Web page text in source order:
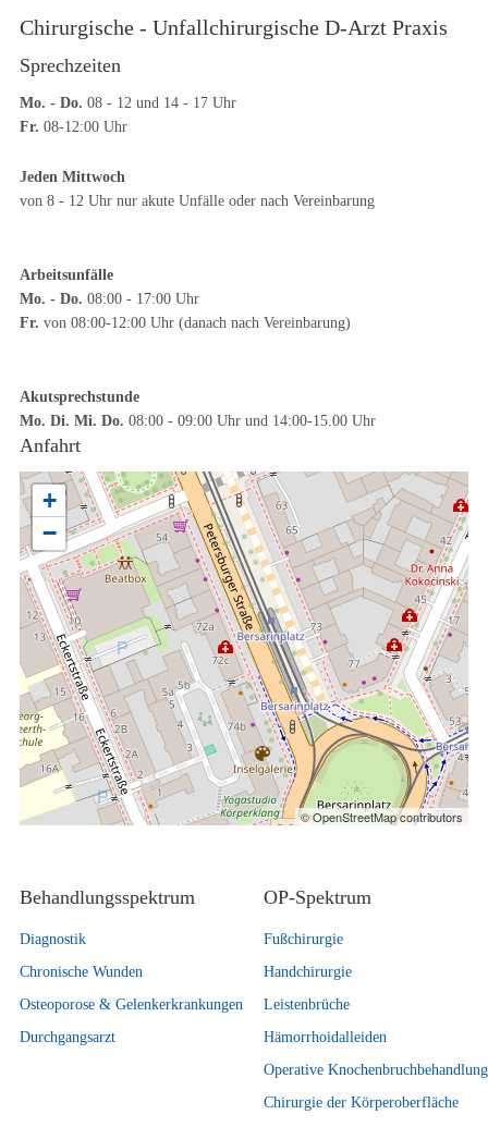
Chirurgische - Unfallchirurgische D-Arzt Praxis
Sprechzeiten
Mo. - Do. 08 - 12 und 14 - 17 Uhr
Fr. 08-12:00 Uhr
Jeden Mittwoch
von 8 - 12 Uhr nur akute Unfälle oder nach Vereinbarung
Arbeitsunfälle
Mo. - Do. 08:00 - 17:00 Uhr
Fr. von 08:00-12:00 Uhr (danach nach Vereinbarung)
Akutsprechstunde
Mo. Di. Mi. Do. 08:00 - 09:00 Uhr und 14:00-15.00 Uhr
Anfahrt
+
−
© OpenStreetMap contributors
Behandlungsspektrum
Diagnostik
Chronische Wunden
Osteoporose & Gelenkerkrankungen
Durchgangsarzt
OP-Spektrum
Fußchirurgie
Handchirurgie
Leistenbrüche
Hämorrhoidalleiden
Operative Knochenbruchbehandlung
Chirurgie der Körperoberfläche